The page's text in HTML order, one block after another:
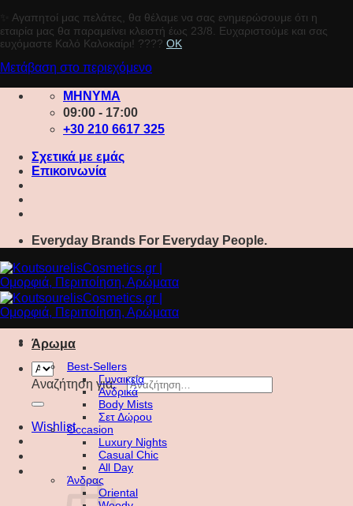
✨ Αγαπητοί μας πελάτες, θα θέλαμε να σας ενημερώσουμε ότι η
εταιρία μας θα παραμείνει κλειστή έως 23/8. Ευχαριστούμε και σας
ευχόμαστε Καλό Καλοκαίρι! ????️ OK
Μετάβαση στο περιεχόμενο
ΜΗΝΥΜΑ
09:00 - 17:00
+30 210 6617 325
Σχετικά με εμάς
Επικοινωνία
Everyday Brands For Everyday People.
Αναζήτηση για:
Wishlist
Άρωμα
Best-Sellers
Γυναικεία
Ανδρικά
Body Mists
Σετ Δώρου
Occasion
Luxury Nights
Casual Chic
All Day
Άνδρας
Oriental